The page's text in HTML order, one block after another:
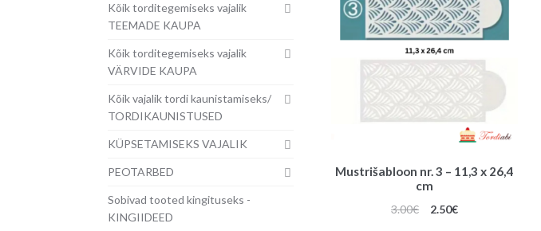
Mustrišabloon nr. 3 – 11,3 x 26,4
cm
3.00€
Algne
2.50€Praegune
Kõik torditegemiseks vajalik
TEEMADE KAUPA
Kõik torditegemiseks vajalik
VÄRVIDE KAUPA
Kõik vajalik tordi kaunistamiseks/
TORDIKAUNISTUSED
KÜPSETAMISEKS VAJALIK
PEOTARBED
Sobivad tooted kingituseks -
KINGIIDEED